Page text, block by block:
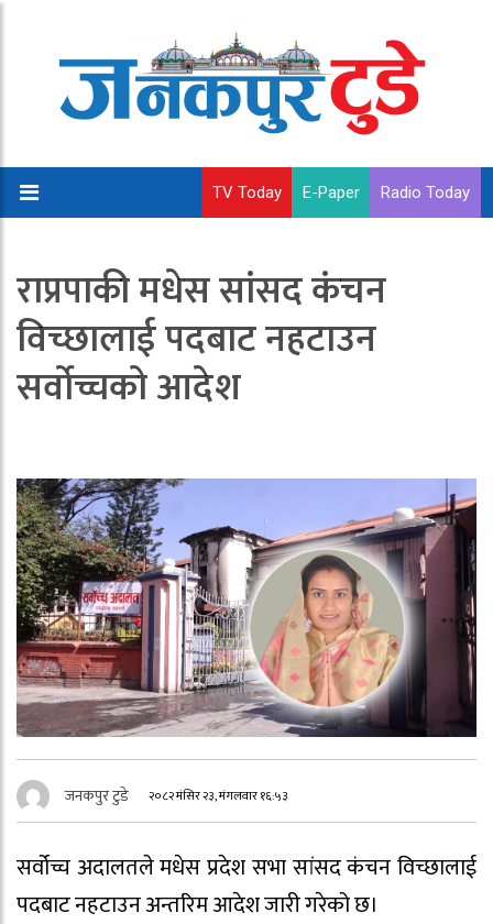
TV Today E-Paper Radio Today
राप्रपाकी मधेस सांसद कंचन
विच्छालाई पदबाट नहटाउन
सर्वोच्चको आदेश
जनकपुर टुडे २०८२ मंसिर २३, मंगलवार १६:५३
सर्वोच्च अदालतले मधेस प्रदेश सभा सांसद कंचन विच्छालाई
पदबाट नहटाउन अन्तरिम आदेश जारी गरेको छ।